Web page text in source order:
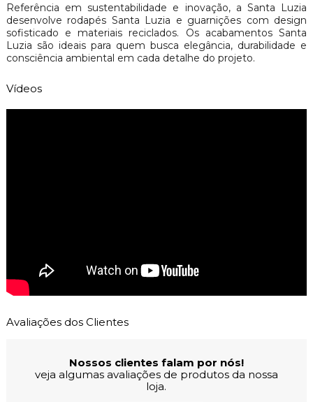
Referência em sustentabilidade e inovação, a Santa Luzia
desenvolve rodapés Santa Luzia e guarnições com design
sofisticado e materiais reciclados. Os acabamentos Santa
Luzia são ideais para quem busca elegância, durabilidade e
consciência ambiental em cada detalhe do projeto.
Vídeos
Avaliações dos Clientes
Nossos clientes falam por nós!
veja algumas avaliações de produtos da nossa
loja.